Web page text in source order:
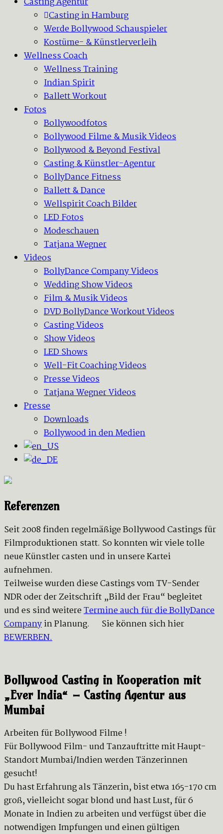
Casting in Hamburg
Werde Bollywood Schauspieler
Kostüme- & Künstlerverleih
Wellness Coach
Wellness Training
Indian Spirit
Ballett Workout
Fotos
Bollywoodfotos
Bollywood Filme & Musik Videos
Bollywood & Beyond Festival
Casting & Künstler-Agentur
BollyDance Fitness
Ballett & Dance
Wellspirit Coach Bilder
LED Fotos
Modeschauen
Tatjana Wegner
Videos
BollyDance Company Videos
Wedding Show Videos
Film & Musik Videos
DVD BollyDance Workout Videos
Casting Videos
Show Videos
LED Shows
Well-Fit Coaching Videos
Presse Videos
Tatjana Wegner Videos
Presse
Downloads
Bollywood in den Medien
Referenzen
Seit 2008 finden regelmäßige Bollywood Castings für
Filmproduktionen statt. So konnten wir viele tolle
neue Künstler casten und in unsere Kartei
aufnehmen.
Teilweise wurden diese Castings vom TV-Sender
NDR oder der Zeitschrift „Bild der Frau“ begleitet
und es sind weitereTermine auch für die BollyDance
Companyin Planung. Sie können sich hier
BEWERBEN.
Bollywood Casting in Kooperation mit
„Ever India“ – Casting Agentur aus
Mumbai
Arbeiten für Bollywood Filme !
Für Bollywood Film- und Tanzauftritte mit Haupt-
Standort Mumbai/Indien werden Tänzerinnen
gesucht!
Du hast Erfahrung als Tänzerin, bist etwa 165-170 cm
groß, vielleicht sogar blond und hast Lust, für 6
Monate in Indien zu arbeiten und verfügst über die
notwendigen Impfungen und einen gültigen